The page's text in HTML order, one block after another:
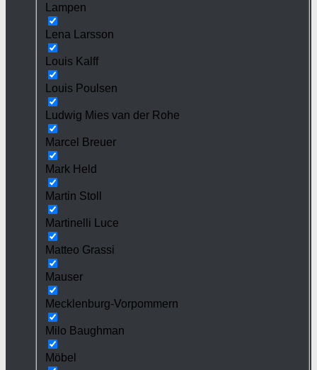
Lampen
Lena Larsson
Louis Kalff
Louis Poulsen
Ludwig Mies van der Rohe
Marcel Breuer
Mark Held
Martin Stoll
Martinelli Luce
Matteo Grassi
Mauser
Mecklenburg-Vorpommern
Milo Baughman
Möbel